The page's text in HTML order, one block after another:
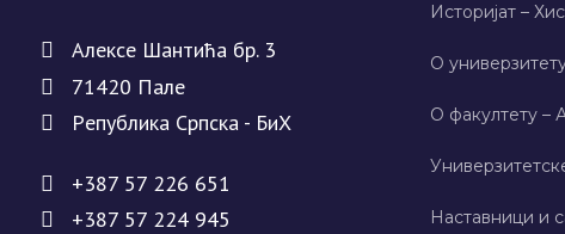
Алeксe Шантића бр. 3
71420 Палe
Рeпублика Српска - БиХ
+387 57 226 651
+387 57 224 945
Историјат –
О
О факултету –
Наставници и